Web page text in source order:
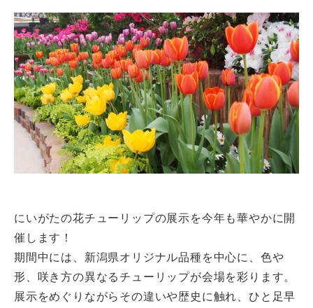
にいがたの花チューリップの展示を今年も華やかに開
催します！
期間中には、新潟県オリジナル品種を中心に、色や
形、咲き方の異なるチューリップが会場を彩ります。
展示をめぐりながらその違いや歴史に触れ、ひと足早